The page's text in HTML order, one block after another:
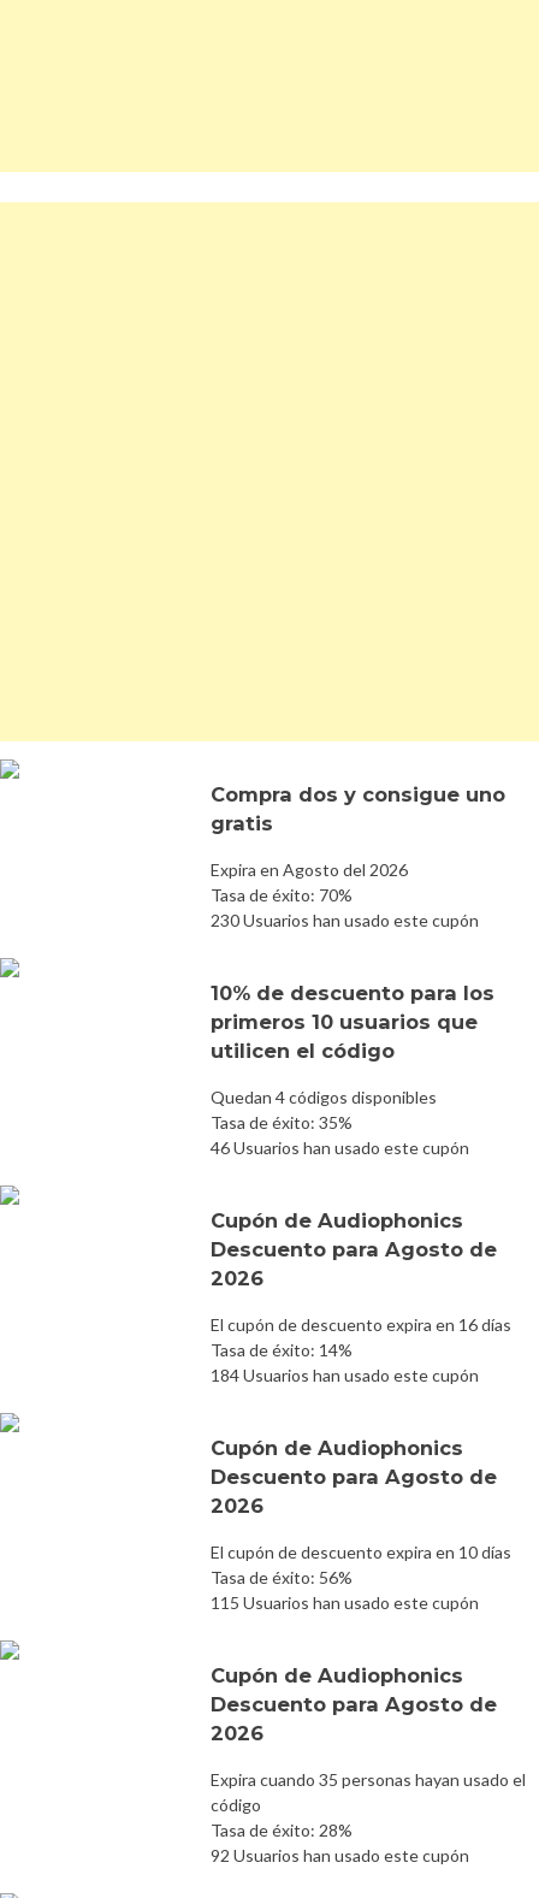
Compra dos y consigue uno
gratis
Expira en Agosto del 2026
Tasa de éxito: 70%
230 Usuarios han usado este cupón
10% de descuento para los
primeros 10 usuarios que
utilicen el código
Quedan 4 códigos disponibles
Tasa de éxito: 35%
46 Usuarios han usado este cupón
Cupón de Audiophonics
Descuento para Agosto de
2026
El cupón de descuento expira en 16 días
Tasa de éxito: 14%
184 Usuarios han usado este cupón
Cupón de Audiophonics
Descuento para Agosto de
2026
El cupón de descuento expira en 10 días
Tasa de éxito: 56%
115 Usuarios han usado este cupón
Cupón de Audiophonics
Descuento para Agosto de
2026
Expira cuando 35 personas hayan usado el
código
Tasa de éxito: 28%
92 Usuarios han usado este cupón